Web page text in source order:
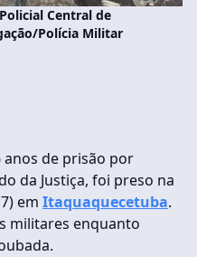
Central de
Polícia Militar
de prisão por
da Justiça, foi preso na
em Itaquaquecetuba.
militares enquanto